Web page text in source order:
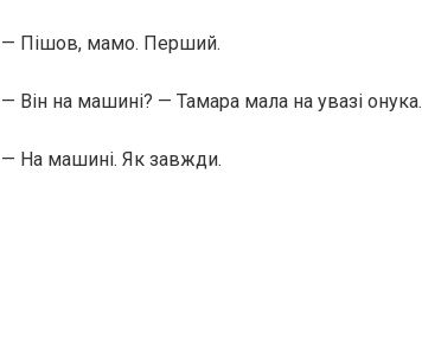
— Пішов, мамо. Перший.
— Він на машині? — Тамара мала на увазі онука.
— На машині. Як завжди.